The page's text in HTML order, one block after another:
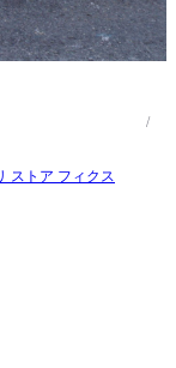
/
ストア フィクス